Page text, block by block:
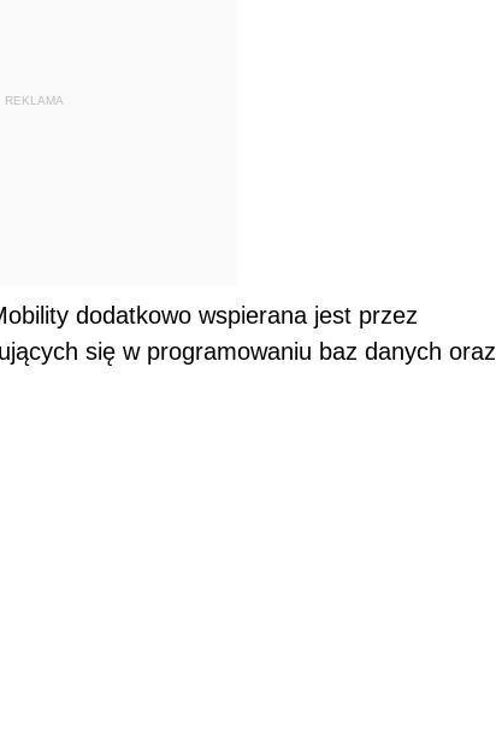
REKLAMA
dodatkowo wspierana jest przez
się w programowaniu baz danych oraz